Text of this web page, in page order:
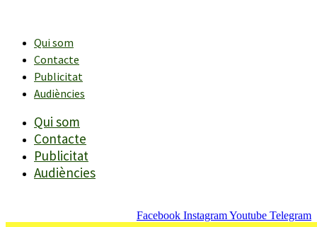
contingutQui som
Contacte
Publicitat
Audiències
Qui som
Contacte
Publicitat
Audiències
Facebook InstagramYoutube Telegram